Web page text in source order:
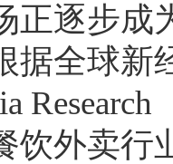
正逐步成
据全球新
饮外卖行